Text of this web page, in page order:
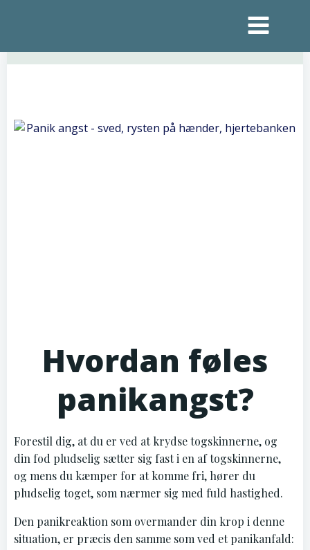
Hvordan føles
panikangst?
Forestil dig, at du er ved at krydse togskinnerne, og
din fod pludselig sætter sig fast i en af togskinnerne,
og mens du kæmper for at komme fri, hører du
pludselig toget, som nærmer sig med fuld hastighed.
Den panikreaktion som overmander din krop i denne
situation, er præcis den samme som ved et panikanfald: